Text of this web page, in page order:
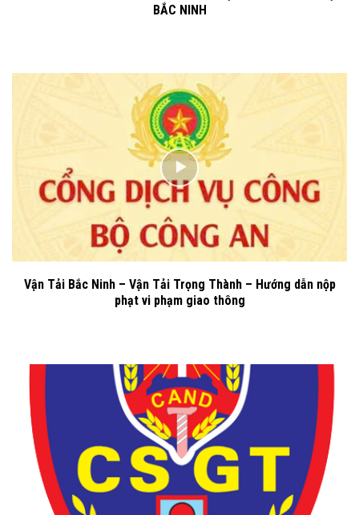
BẮC NINH
Vận Tải Bắc Ninh – Vận Tải Trọng Thành – Hướng dẫn nộp
phạt vi phạm giao thông